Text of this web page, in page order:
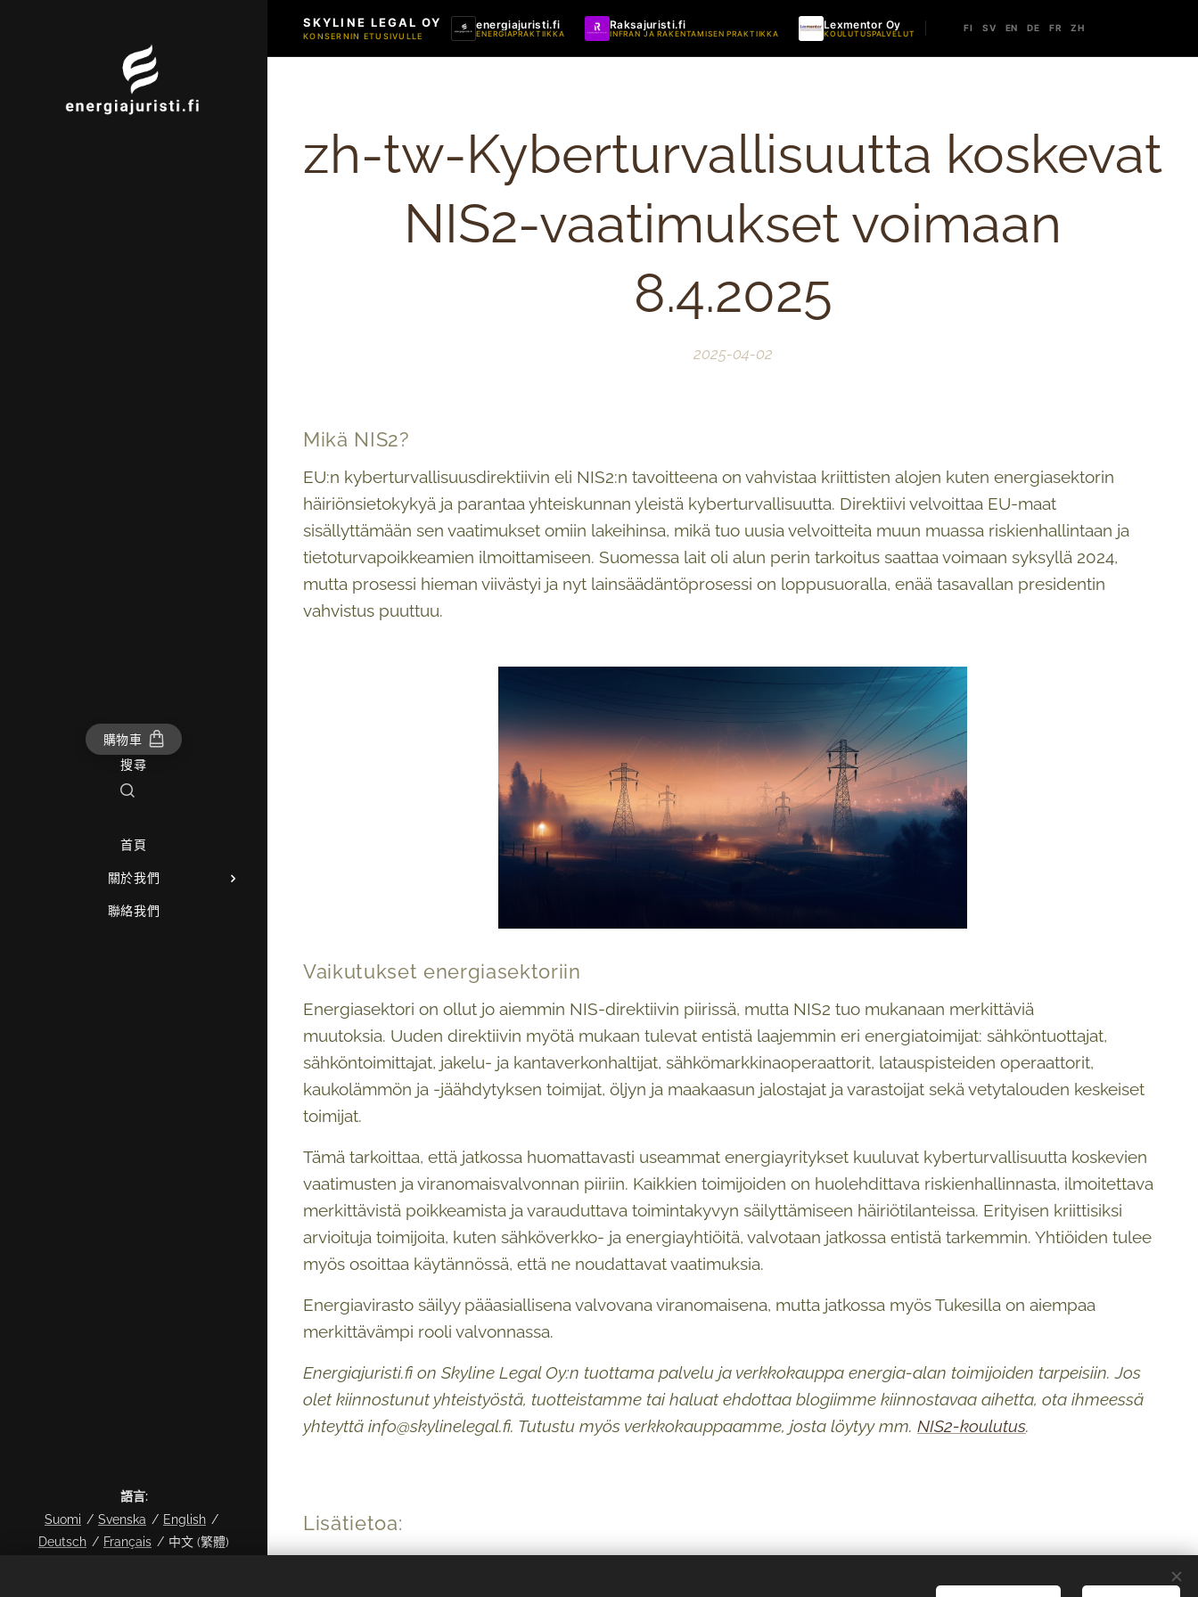
SKYLINE LEGAL OY
KONSERNIN ETUSIVULLE
energiajuristi.fi
ENERGIAPRAKTIIKKA
Raksajuristi.fi
INFRAN JA RAKENTAMISEN PRAKTIIKKA
Lexmentor Oy
KOULUTUSPALVELUT
FI SV EN DE FR ZH
購物車
搜尋
首頁
關於我們
聯絡我們
zh-tw-Kyberturvallisuutta koskevat
NIS2-vaatimukset voimaan
8.4.2025
2025-04-02
Mikä NIS2?
EU:n kyberturvallisuusdirektiivin eli NIS2:n tavoitteena on vahvistaa kriittisten alojen kuten energiasektorin
häiriönsietokykyä ja parantaa yhteiskunnan yleistä kyberturvallisuutta. Direktiivi velvoittaa EU-maat
sisällyttämään sen vaatimukset omiin lakeihinsa, mikä tuo uusia velvoitteita muun muassa riskienhallintaan ja
tietoturvapoikkeamien ilmoittamiseen. Suomessa lait oli alun perin tarkoitus saattaa voimaan syksyllä 2024,
mutta prosessi hieman viivästyi ja nyt lainsäädäntöprosessi on loppusuoralla, enää tasavallan presidentin
vahvistus puuttuu.
Vaikutukset energiasektoriin
Energiasektori on ollut jo aiemmin NIS-direktiivin piirissä, mutta NIS2 tuo mukanaan merkittäviä
muutoksia. Uuden direktiivin myötä mukaan tulevat entistä laajemmin eri energiatoimijat: sähköntuottajat,
sähköntoimittajat, jakelu- ja kantaverkonhaltijat, sähkömarkkinaoperaattorit, latauspisteiden operaattorit,
kaukolämmön ja -jäähdytyksen toimijat, öljyn ja maakaasun jalostajat ja varastoijat sekä vetytalouden keskeiset
toimijat.
Tämä tarkoittaa, että jatkossa huomattavasti useammat energiayritykset kuuluvat kyberturvallisuutta koskevien
vaatimusten ja viranomaisvalvonnan piiriin. Kaikkien toimijoiden on huolehdittava riskienhallinnasta, ilmoitettava
merkittävistä poikkeamista ja varauduttava toimintakyvyn säilyttämiseen häiriötilanteissa. Erityisen kriittisiksi
arvioituja toimijoita, kuten sähköverkko- ja energiayhtiöitä, valvotaan jatkossa entistä tarkemmin. Yhtiöiden tulee
myös osoittaa käytännössä, että ne noudattavat vaatimuksia.
Energiavirasto säilyy pääasiallisena valvovana viranomaisena, mutta jatkossa myös Tukesilla on aiempaa
merkittävämpi rooli valvonnassa.
Energiajuristi.fi on Skyline Legal Oy:n tuottama palvelu ja verkkokauppa energia-alan toimijoiden tarpeisiin. Jos
olet kiinnostunut yhteistyöstä, tuotteistamme tai haluat ehdottaa blogiimme kiinnostavaa aihetta, ota ihmeessä
yhteyttä info@skylinelegal.fi. Tutustu myös verkkokauppaamme, josta löytyy mm. NIS2-koulutus.
Lisätietoa:
HE 57/2024 vp
語言
Suomi
Svenska
English
Deutsch
Français 中文 (繁體)